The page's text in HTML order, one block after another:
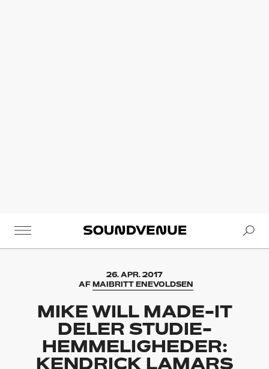
Soundvenue
26. APR. 2017
AF MAIBRITT ENEVOLDSEN
MIKE WILL MADE-IT
DELER STUDIE-
HEMMELIGHEDER:
KENDRICK LAMARS